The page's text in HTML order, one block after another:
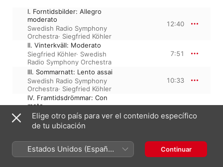
I. Forntidsbilder: Allegro
moderato
Swedish Radio Symphony
Orchestra· Siegfried Köhler
12:40
II. Vinterkväll: Moderato
Siegfried Köhler· Swedish
Radio Symphony Orchestra
7:51
III. Sommarnatt: Lento assai
Swedish Radio Symphony
Orchestra· Siegfried Köhler
10:33
IV. Framtidsdrömmar: Con
moto
Swedish Radio Symphony
Orchestra· Siegfried Köhler
1 de marzo de 2012
Elige otro país para ver el contenido específico
de tu ubicación
Estados Unidos (Español
México)
Continuar